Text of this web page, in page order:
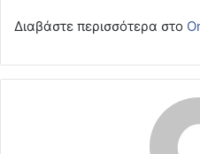
Διαβάστε περισσότερα στο